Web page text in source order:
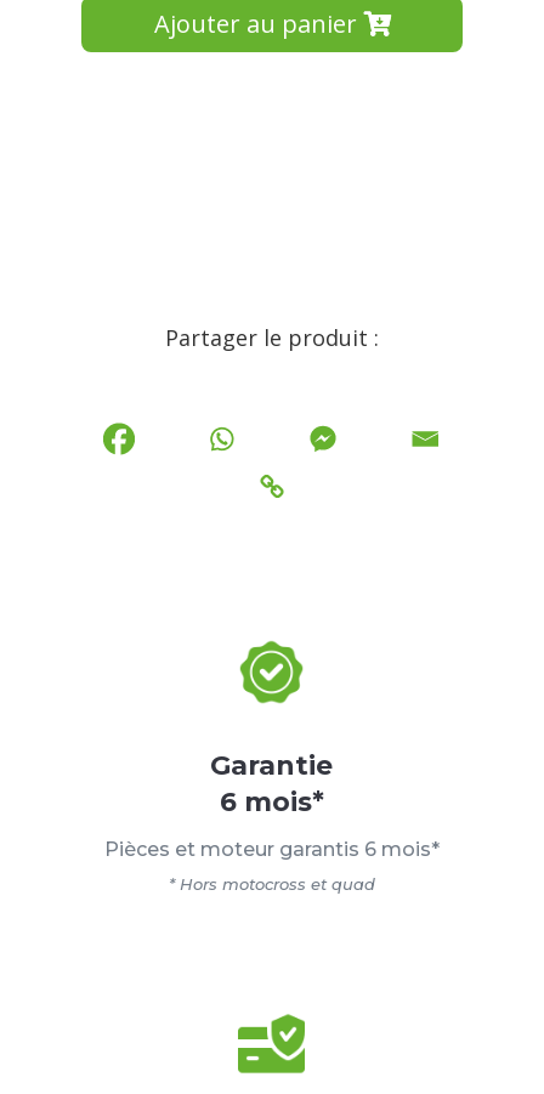
Ajouter au panier
Partager le produit :
Garantie
6 mois*
Pièces et moteur garantis 6 mois*
* Hors motocross et quad